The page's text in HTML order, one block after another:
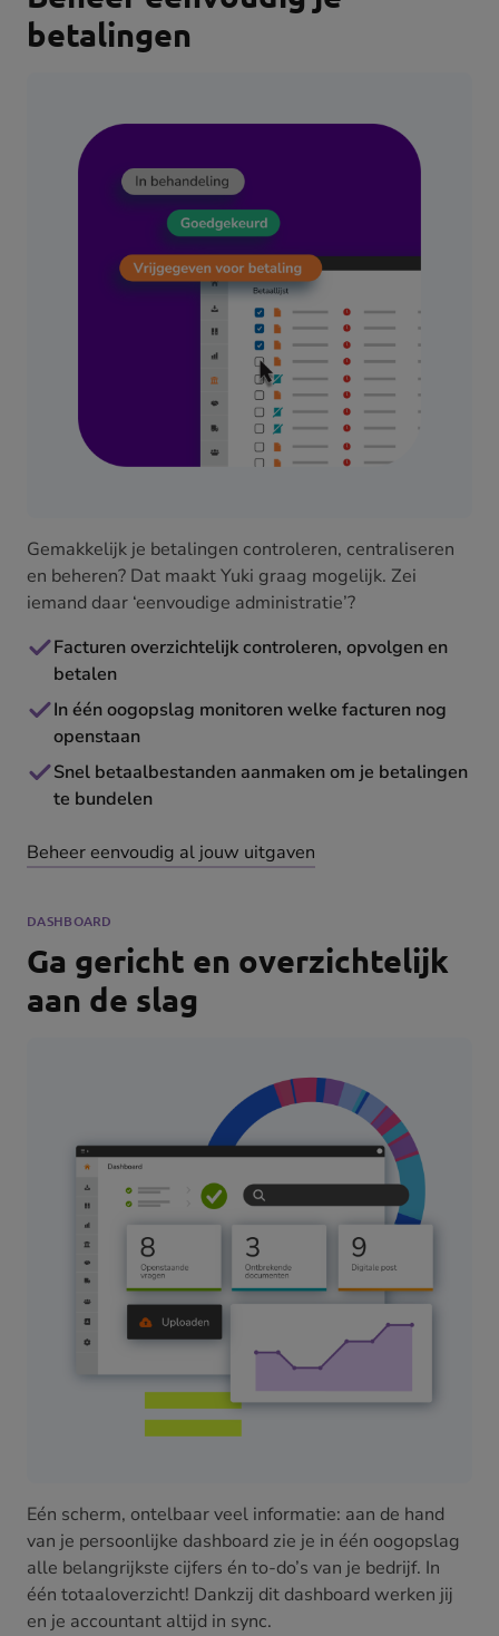
betalingen
Gemakkelijk je betalingen controleren, centraliseren
en beheren? Dat maakt Yuki graag mogelijk. Zei
iemand daar ‘eenvoudige administratie’?
Facturen overzichtelijk controleren, opvolgen en
betalen
In één oogopslag monitoren welke facturen nog
openstaan
Snel betaalbestanden aanmaken om je betalingen
te bundelen
Beheer eenvoudig al jouw uitgaven
DASHBOARD
Ga gericht en overzichtelijk
aan de slag
Eén scherm, ontelbaar veel informatie: aan de hand
van je persoonlijke dashboard zie je in één oogopslag
alle belangrijkste cijfers én to-do’s van je bedrijf. In
één totaaloverzicht! Dankzij dit dashboard werken jij
en je accountant altijd in sync.